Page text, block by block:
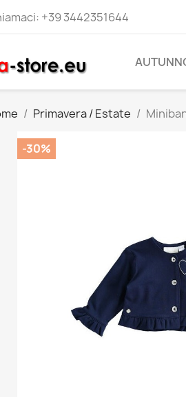
+39 3442351644
Primavera / Estate
-30%